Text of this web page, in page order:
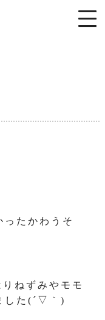
ったかわうそ
ねずみやモモ
した(´▽｀)